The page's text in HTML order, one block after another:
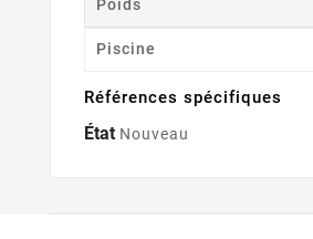
Poids
Piscine
Références spécifiques
État Nouveau